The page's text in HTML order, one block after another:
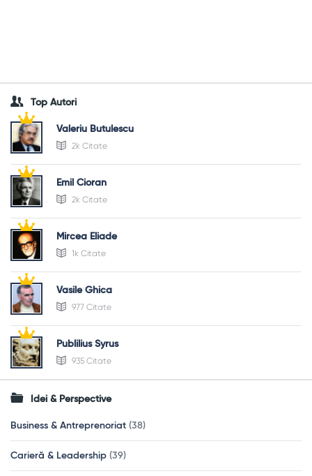
Top Autori
Valeriu Butulescu
2k Citate
Emil Cioran
2k Citate
Mircea Eliade
1k Citate
Vasile Ghica
977 Citate
Publilius Syrus
935 Citate
Idei & Perspective
Business & Antreprenoriat (38)
Carieră & Leadership (39)